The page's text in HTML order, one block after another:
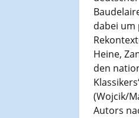
dabei um
Heine,
den
(Wojcik/
Autors